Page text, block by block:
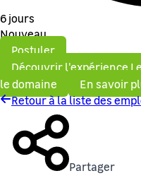
6 jours
Nouveau
Postuler
Découvrir l'expérience
le domaine
En savoir
Retour à la liste des
Partager